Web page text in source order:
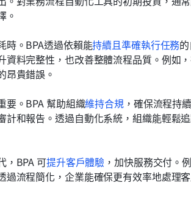
。
時。BPA透過依賴能持續且準確執行任務
料完整性，也改善整體流程品質。例如
昂貴錯誤。
要。BPA 幫助組織維持合規，確保流程持
和報告。透過自動化系統，組織能輕鬆
，BPA 可提升客戶體驗 ，加快服務交付。
過流程簡化，企業能確保更有效率地處理